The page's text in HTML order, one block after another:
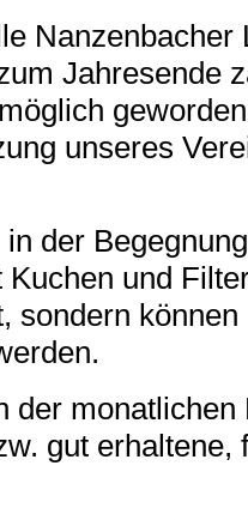
Nanzenbacher
Jahresende
lich
unseres
der
und
sondern
der monatlichen
gut erhaltene,